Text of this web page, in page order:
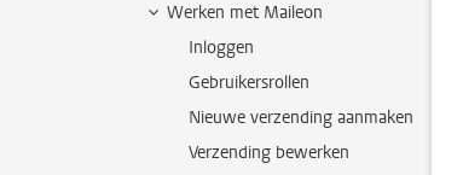
Werken met Maileon
Inloggen
Gebruikersrollen
Nieuwe verzending aanmaken
Verzending bewerken